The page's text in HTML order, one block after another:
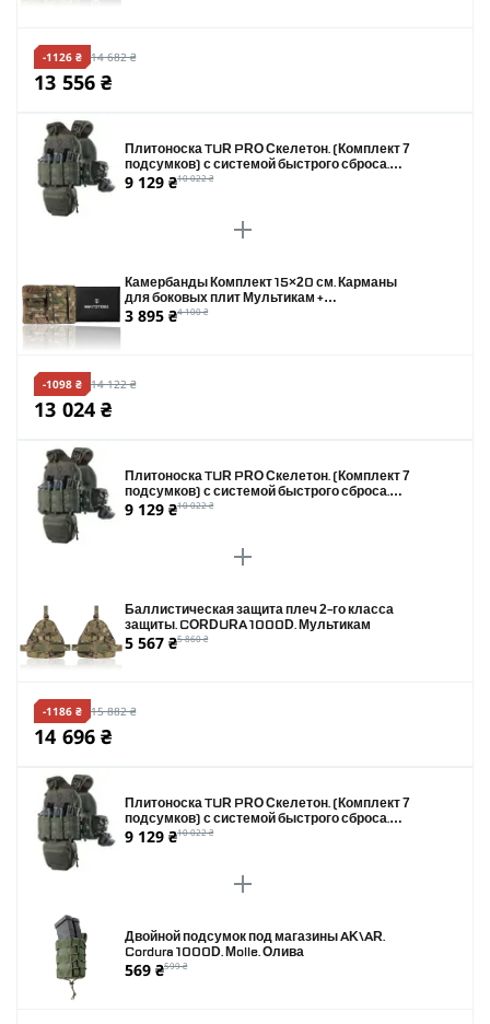
-1126 ₴ 14 682 ₴
13 556 ₴
Плитоноска TUR PRO Скелетон. (Комплект 7
подсумков) с системой быстрого сброса.
Molle. Цвет Олива.
9 129 ₴10 022 ₴
Камербанды Комплект 15×20 см. Карманы
для боковых плит Мультикам +
Баллистические пакеты 2 класса защиты
3 895 ₴4 100 ₴
-1098 ₴ 14 122 ₴
13 024 ₴
Плитоноска TUR PRO Скелетон. (Комплект 7
подсумков) с системой быстрого сброса.
Molle. Цвет Олива.
9 129 ₴10 022 ₴
Баллистическая защита плеч 2-го класса
защиты. CORDURA 1000D. Мультикам
5 567 ₴5 860 ₴
-1186 ₴ 15 882 ₴
14 696 ₴
Плитоноска TUR PRO Скелетон. (Комплект 7
подсумков) с системой быстрого сброса.
Molle. Цвет Олива.
9 129 ₴10 022 ₴
Двойной подсумок под магазины AK\AR.
Cordura 1000D. Molle. Олива
569 ₴599 ₴